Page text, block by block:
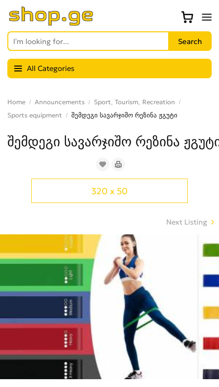
All Categories
Home Announcements
Sport, Tourism, Recreation
Sports equipment
შემდეგი სავარჯიშო რეზინა ჟგუტი
შემდეგი სავარჯიშო რეზინა
320 x 50
Next Listing